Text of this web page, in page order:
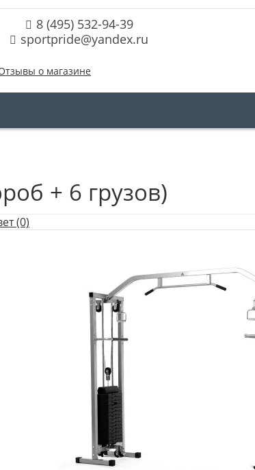
8 (495) 532-94-39
sportpride@yandex.ru
о магазине
+ 6 грузов)
(0)